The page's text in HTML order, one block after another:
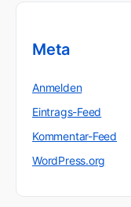
Meta
Anmelden
Eintrags-Feed
Kommentar-Feed
WordPress.org